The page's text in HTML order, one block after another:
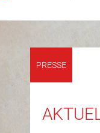
PRESSE